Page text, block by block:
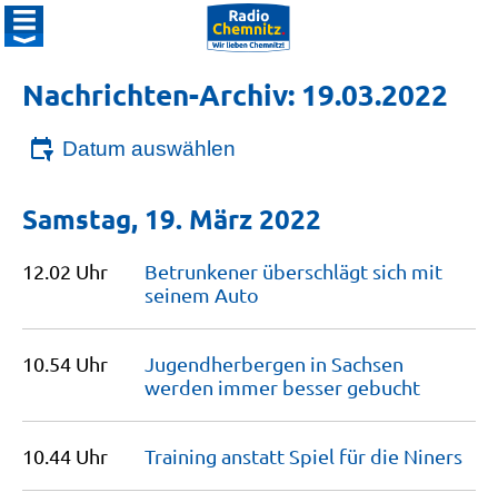
Nachrichten-Archiv: 19.03.2022
Datum auswählen
Samstag, 19. März 2022
12.02 Uhr
Betrunkener überschlägt sich mit
seinem Auto
10.54 Uhr
Jugendherbergen in Sachsen
werden immer besser gebucht
10.44 Uhr Training anstatt Spiel für die Niners